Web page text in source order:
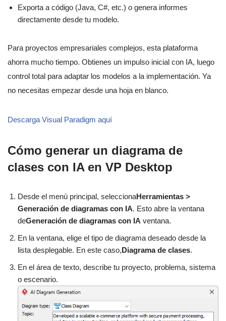
Exporta a código (Java, C#, etc.) o genera informes
directamente desde tu modelo.
Para proyectos empresariales complejos, esta plataforma
ahorra mucho tiempo. Obtienes un impulso inicial con IA, luego
control total para adaptar los modelos a la implementación. Ya
no necesitas empezar desde una hoja en blanco.
Descarga Visual Paradigm aquí
Cómo generar un diagrama de
clases con IA en VP Desktop
Desde el menú principal, seleccionaHerramientas >
Generación de diagramas con IA. Esto abre la ventana
deGeneración de diagramas con IA ventana.
En la ventana, elige el tipo de diagrama deseado desde la
lista desplegable. En este caso,Diagrama de clases.
En el área de texto, describe tu proyecto, problema, sistema
o escenario.